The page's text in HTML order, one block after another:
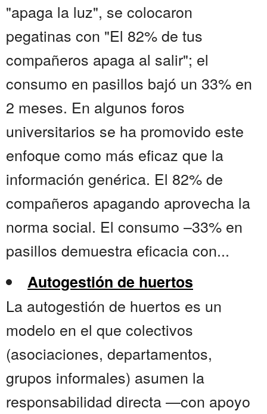
"apaga la luz", se colocaron
pegatinas con "El 82% de tus
compañeros apaga al salir"; el
consumo en pasillos bajó un 33% en
2 meses. En algunos foros
universitarios se ha promovido este
enfoque como más eficaz que la
información genérica. El 82% de
compañeros apagando aprovecha la
norma social. El consumo –33% en
pasillos demuestra eficacia con...
Autogestión de huertos
La autogestión de huertos es un
modelo en el que colectivos
(asociaciones, departamentos,
grupos informales) asumen la
responsabilidad directa —con apoyo